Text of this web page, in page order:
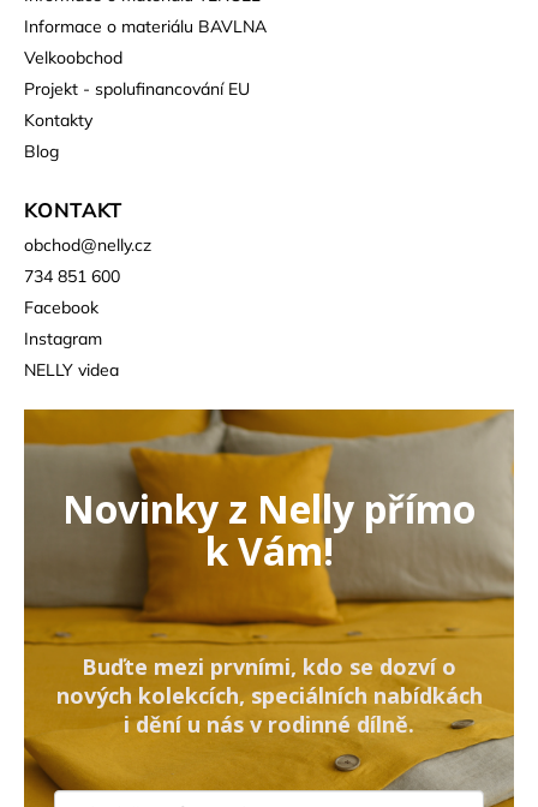
Informace o materiálu BAVLNA
Velkoobchod
Projekt - spolufinancování EU
Kontakty
Blog
KONTAKT
obchod@nelly.cz
734 851 600
Facebook
Instagram
NELLY videa
Novinky z Nelly přímo
k Vám!
Buďte mezi prvními, kdo se dozví o
nových kolekcích, speciálních nabídkách
i dění u nás v rodinné dílně.